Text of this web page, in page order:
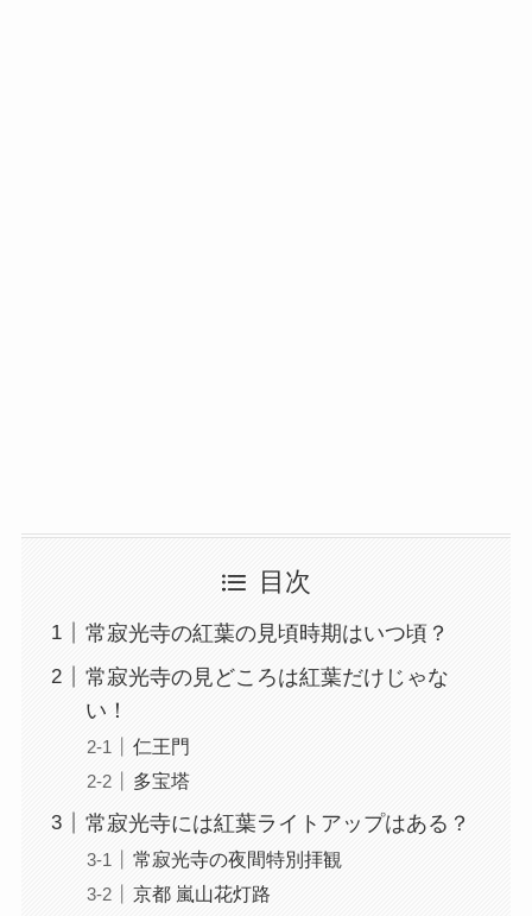
目次
常寂光寺の紅葉の見頃時期はいつ頃？
常寂光寺の見どころは紅葉だけじゃな
い！
仁王門
多宝塔
常寂光寺には紅葉ライトアップはある？
常寂光寺の夜間特別拝観
京都 嵐山花灯路